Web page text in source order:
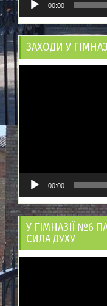
00:00
ЗАХОДИ У
00:00
У ГІМНАЗІЇ №6
СИЛА ДУХУ